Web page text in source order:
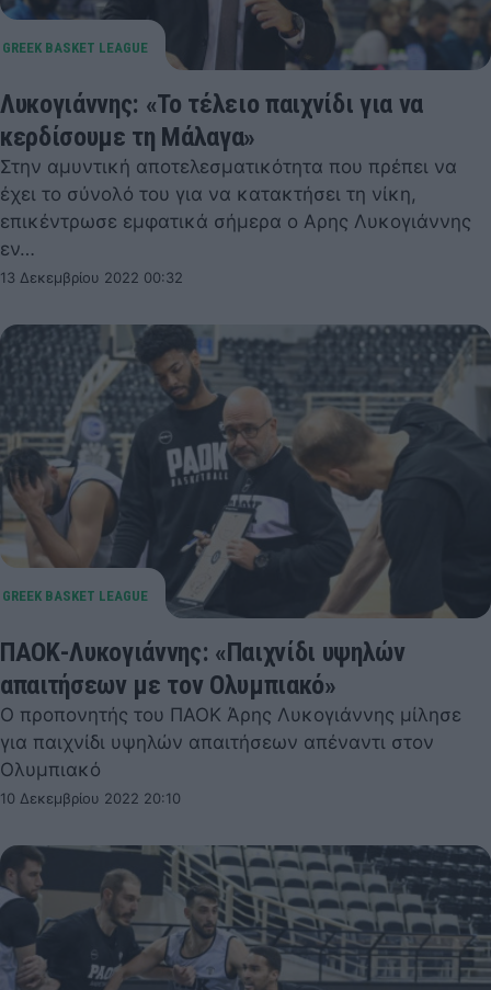
Λυκογιάννης: «Το τέλειο παιχνίδι για να
κερδίσουμε τη Μάλαγα»
Στην αμυντική αποτελεσματικότητα που πρέπει να
έχει το σύνολό του για να κατακτήσει τη νίκη,
επικέντρωσε εμφατικά σήμερα ο Αρης Λυκογιάννης
εν…
13 Δεκεμβρίου 2022 00:32
ΠΑΟΚ-Λυκογιάννης: «Παιχνίδι υψηλών
απαιτήσεων με τον Ολυμπιακό»
Ο προπονητής του ΠΑΟΚ Άρης Λυκογιάννης μίλησε
για παιχνίδι υψηλών απαιτήσεων απέναντι στον
Ολυμπιακό
10 Δεκεμβρίου 2022 20:10